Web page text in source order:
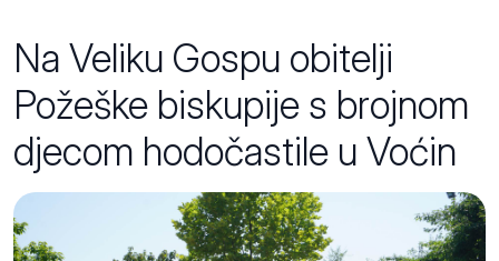
Na Veliku Gospu obitelji
Požeške biskupije s brojnom
djecom hodočastile u Voćin